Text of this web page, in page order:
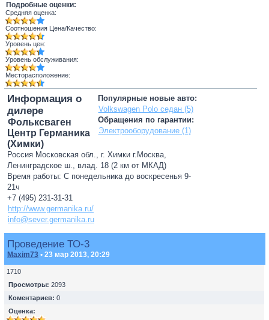
Подробные оценки:
Средняя оценка:
Соотношения Цена/Качество:
Уровень цен:
Уровень обслуживания:
Месторасположение:
Популярные новые авто:
Volkswagen Polo седан (5)
Обращения по гарантии:
Электрооборудование (1)
Информация о
дилере
Фольксваген
Центр Германика
(Химки)
Россия Московская обл., г. Химки г.Москва,
Ленинградское ш., влад. 18 (2 км от МКАД)
Время работы: С понедельника до воскресенья 9-
21ч
+7 (495) 231-31-31
http://www.germanika.ru/
info@sever.germanika.ru
Проведение ТО-3
Maxim73 • 23 мар 2013, 20:29
1710
Просмотры: 2093
Коментариев: 0
Оценка: